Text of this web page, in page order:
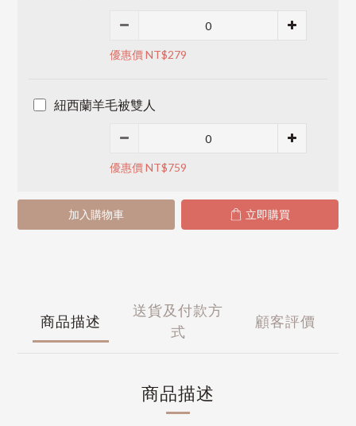
優惠價 NT$279
紐西蘭羊毛被雙人
優惠價 NT$759
加入購物車 立即購買
商品描述
送貨及付款方
式
顧客評價
商品描述